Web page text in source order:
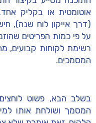
אוטומטית או בקליק
(דרך אייקון לוח שנה),
על פי כמות הפריטים
רשימת לקוחות קבועים,
המסמכים.
בשלב הבא, פשוט
המסמך ושולחת אותו